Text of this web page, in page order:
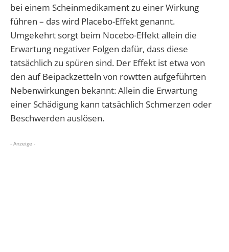
bei einem Scheinmedikament zu einer Wirkung
führen – das wird Placebo-Effekt genannt.
Umgekehrt sorgt beim Nocebo-Effekt allein die
Erwartung negativer Folgen dafür, dass diese
tatsächlich zu spüren sind. Der Effekt ist etwa von
den auf Beipackzetteln von rowtten aufgeführten
Nebenwirkungen bekannt: Allein die Erwartung
einer Schädigung kann tatsächlich Schmerzen oder
Beschwerden auslösen.
- Anzeige -